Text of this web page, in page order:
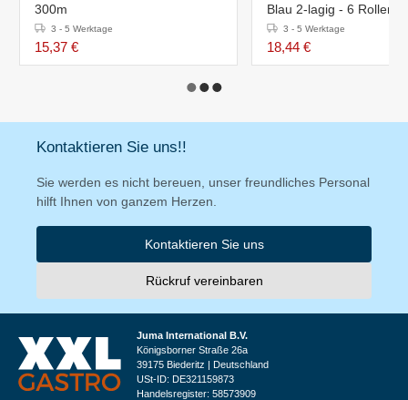
300m
3 - 5 Werktage
15,37 €
Blau 2-lagig - 6 Rollen
3 - 5 Werktage
18,44 €
Kontaktieren Sie uns!!
Sie werden es nicht bereuen, unser freundliches Personal
hilft Ihnen von ganzem Herzen.
Kontaktieren Sie uns
Rückruf vereinbaren
Juma International B.V.
Königsborner Straße 26a
39175 Biederitz | Deutschland
USt-ID: DE321159873
Handelsregister: 58573909